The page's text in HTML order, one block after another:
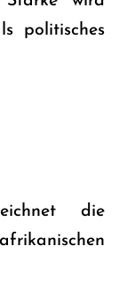
politisches
die